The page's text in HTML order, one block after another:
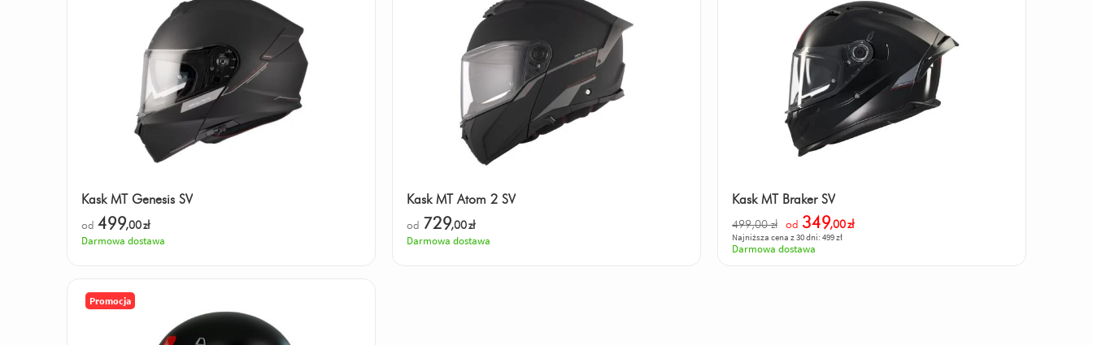
Kask MT Genesis SV
od 499,00zł
Darmowa dostawa
Kask MT Atom 2 SV
od 729,00zł
Darmowa dostawa
Kask MT Braker SV
499,00 zł od 349,00zł
Najniższa cena z 30 dni: 499 zł
Darmowa dostawa
Promocja